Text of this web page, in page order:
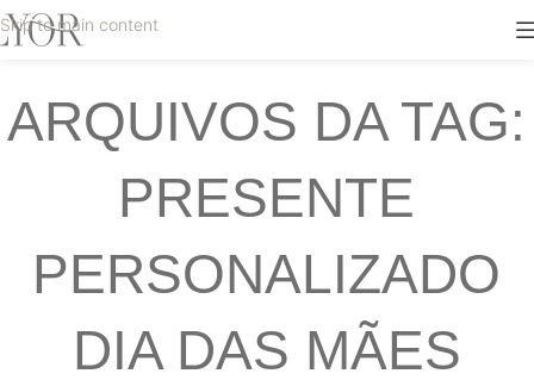
Skip to main content
ARQUIVOS DA TAG:
PRESENTE
PERSONALIZADO
DIA DAS MÃES